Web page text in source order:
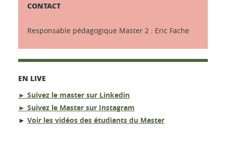
CONTACT
Responsable pédagogique Master 2 : Eric Fache
EN LIVE
► Suivez le master sur Linkedin
► Suivez le Master sur Instagram
► Voir les vidéos des étudiants du Master